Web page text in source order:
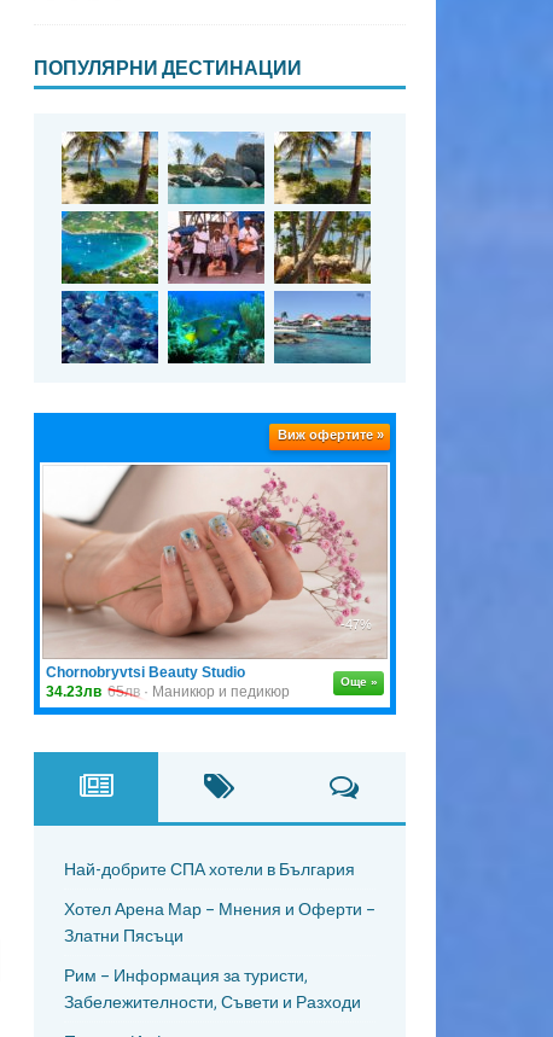
ПОПУЛЯРНИ ДЕСТИНАЦИИ
Най-добрите СПА хотели в България
Хотел Арена Мар – Мнения и Оферти –
Златни Пясъци
Рим – Информация за туристи,
Забележителности, Съвети и Разходи